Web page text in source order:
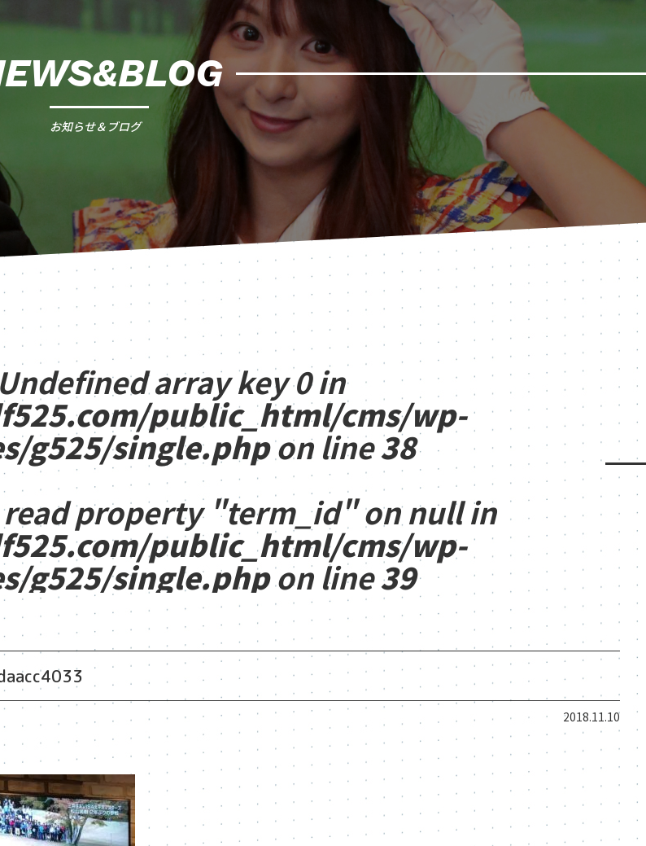
お知らせ＆ブログ
array key 0 in
public_html/cms/wp-
g525/single.phpon line38
property "term_id" on null in
public_html/cms/wp-
g525/single.phpon line39
2018.11.10